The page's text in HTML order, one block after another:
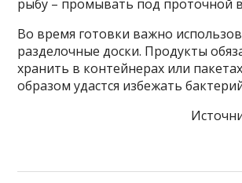
рыбу – промывать под проточной
Во время готовки важно
разделочные доски. Продукты
хранить в контейнерах или
образом удастся избежать